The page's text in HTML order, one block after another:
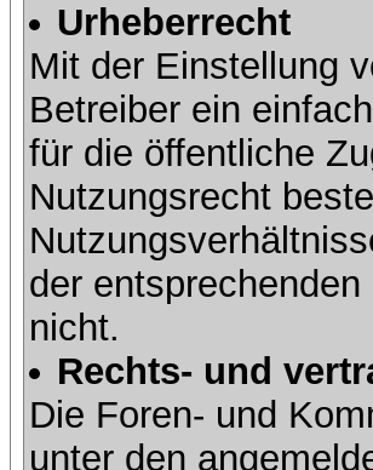
Urheberrecht
Mit der Einstellung
Betreiber ein
für die öffentliche
Nutzungsrecht
der
nicht.
Rechts- und
Die Foren- und
unter den